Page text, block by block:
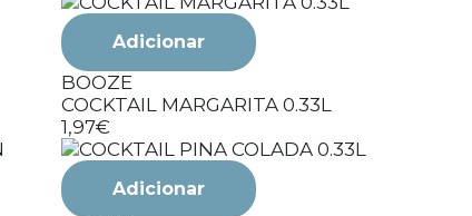
Adicionar
BOOZE
COCKTAIL MARGARITA 0.33L
1,97€
Adicionar